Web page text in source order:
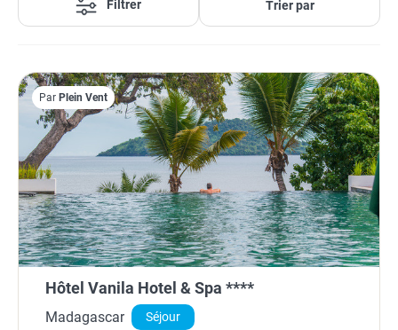
Filtrer Trier par
Par Plein Vent
Hôtel Vanila Hotel & Spa ****
Madagascar Séjour